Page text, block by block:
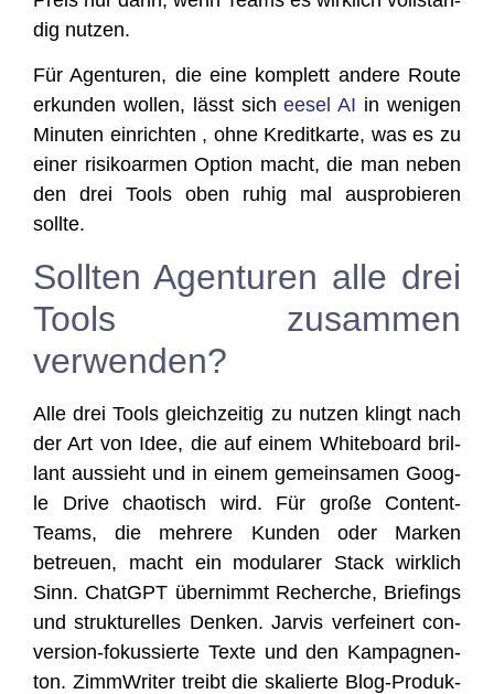
dig nutzen.
Für Agen­tu­ren, die eine kom­plett ande­re Rou­te
erkun­den wol­len, lässt sicheesel AI in weni­gen
Minu­ten ein­rich­ten , ohne Kre­dit­kar­te, was es zu
einer risi­ko­ar­men Opti­on macht, die man neben
den drei Tools oben ruhig mal aus­pro­bie­ren
sollte.
Sollten Agenturen alle drei
Tools zusammen
verwenden?
Alle drei Tools gleich­zei­tig zu nut­zen klingt nach
der Art von Idee, die auf einem White­board bril­
lant aus­sieht und in einem gemein­sa­men Goog­
le Dri­ve chao­tisch wird. Für gro­ße Con­tent-
Teams, die meh­re­re Kun­den oder Mar­ken
betreu­en, macht ein modu­la­rer Stack wirk­lich
Sinn. ChatGPT über­nimmt Recher­che, Brie­fings
und struk­tu­rel­les Den­ken. Jar­vis ver­fei­nert con­
ver­si­on-fokus­sier­te Tex­te und den Kam­pagn­en­
ton. Zimm­Wri­ter treibt die ska­lier­te Blog-Pro­duk­